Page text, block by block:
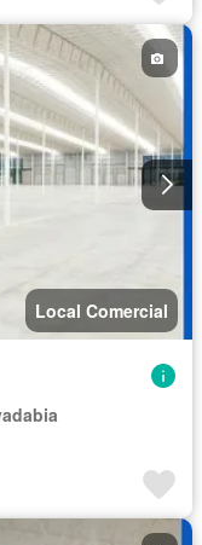
Local Comercial